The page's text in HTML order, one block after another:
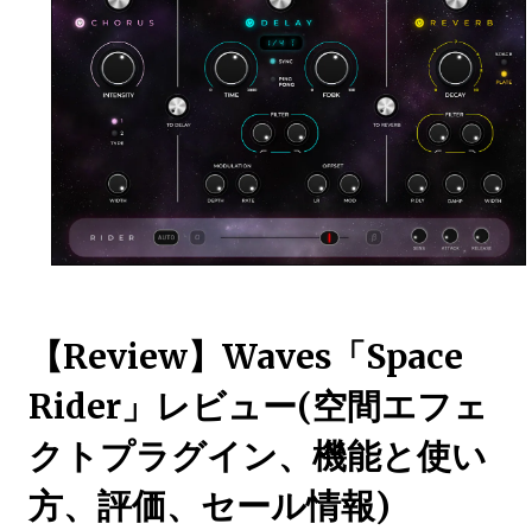
【Review】Waves「Space
Rider」レビュー(空間エフェ
クトプラグイン、機能と使い
方、評価、セール情報)